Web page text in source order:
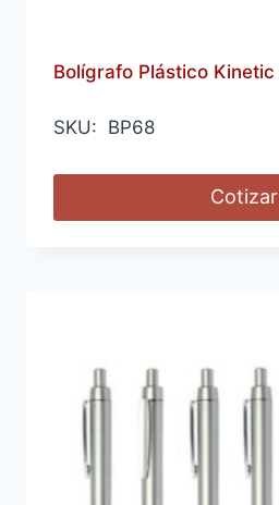
Bolígrafo Plástico Kinetic
SKU: BP68
Cotizar